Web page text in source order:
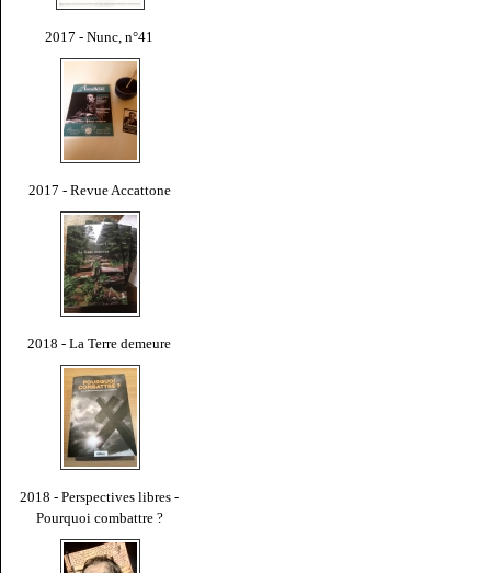
2017 - Nunc, n°41
2017 - Revue Accattone
2018 - La Terre demeure
2018 - Perspectives libres -
Pourquoi combattre ?